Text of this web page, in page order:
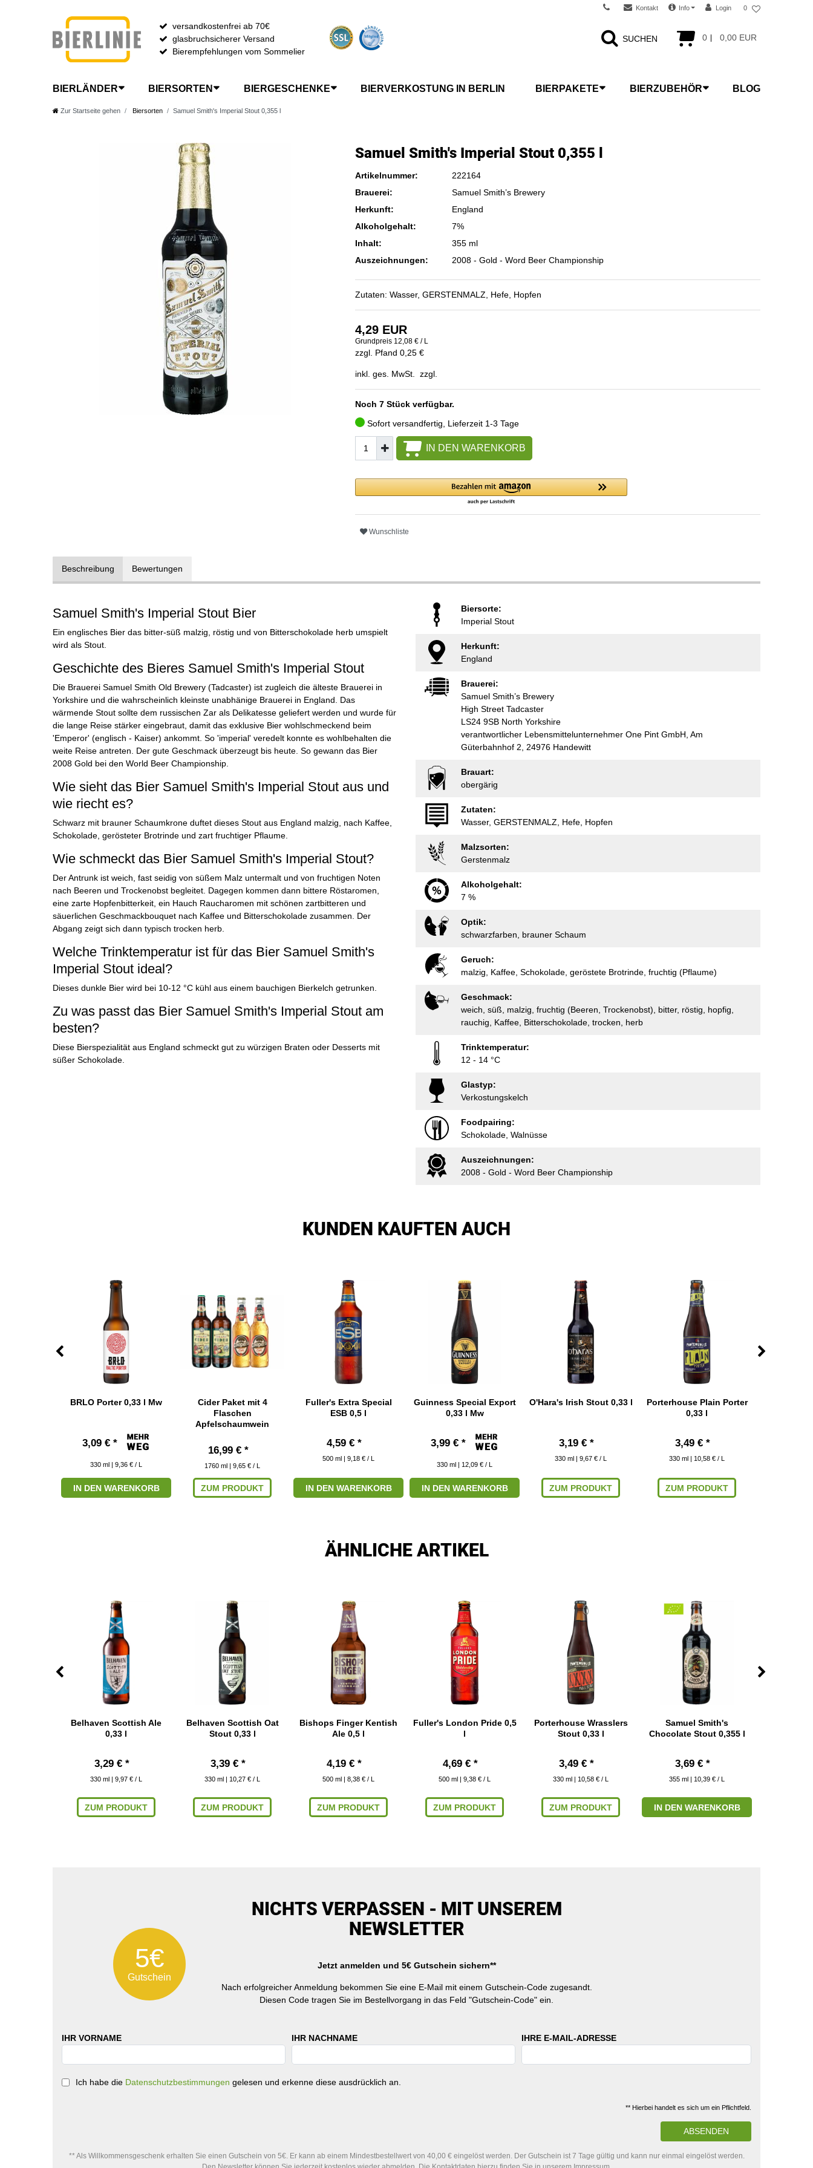
Kontakt Info Login 0
0 0,00 EUR
versandkostenfrei ab 70€
glasbruchsicherer Versand
Bierempfehlungen vom Sommelier
SUCHEN
BIERLÄNDER BIERSORTEN BIERGESCHENKE BIERVERKOSTUNG IN BERLIN BIERPAKETE BIERZUBEHÖR BLOG
Zur Startseite gehen Biersorten Samuel Smith's Imperial Stout 0,355 l
Samuel Smith's Imperial Stout 0,355 l
Artikelnummer:
222164
Brauerei:
Samuel Smith’s Brewery
Herkunft:
England
Alkoholgehalt:
7%
Inhalt:
355 ml
Auszeichnungen:
2008 - Gold - Word Beer Championship
Zutaten: Wasser, GERSTENMALZ, Hefe, Hopfen
4,29 EUR
Grundpreis 12,08 € / L
zzgl. Pfand 0,25 €
inkl. ges. MwSt. zzgl.
Noch 7 Stück verfügbar.
Sofort versandfertig, Lieferzeit 1-3 Tage
IN DEN WARENKORB
Wunschliste
Beschreibung Bewertungen
Samuel Smith's Imperial Stout Bier
Ein englisches Bier das bitter-süß malzig, röstig und von Bitterschokolade herb umspielt
wird als Stout.
Geschichte des Bieres Samuel Smith's Imperial Stout
Die Brauerei Samuel Smith Old Brewery (Tadcaster) ist zugleich die älteste Brauerei in
Yorkshire und die wahrscheinlich kleinste unabhänige Brauerei in England. Das
wärmende Stout sollte dem russischen Zar als Delikatesse geliefert werden und wurde für
die lange Reise stärker eingebraut, damit das exklusive Bier wohlschmeckend beim
'Emperor' (englisch - Kaiser) ankommt. So 'imperial' veredelt konnte es wohlbehalten die
weite Reise antreten. Der gute Geschmack überzeugt bis heute. So gewann das Bier
2008 Gold bei den World Beer Championship.
Wie sieht das Bier Samuel Smith's Imperial Stout aus und
wie riecht es?
Schwarz mit brauner Schaumkrone duftet dieses Stout aus England malzig, nach Kaffee,
Schokolade, gerösteter Brotrinde und zart fruchtiger Pflaume.
Wie schmeckt das Bier Samuel Smith's Imperial Stout?
Der Antrunk ist weich, fast seidig von süßem Malz untermalt und von fruchtigen Noten
nach Beeren und Trockenobst begleitet. Dagegen kommen dann bittere Röstaromen,
eine zarte Hopfenbitterkeit, ein Hauch Raucharomen mit schönen zartbitteren und
säuerlichen Geschmackbouquet nach Kaffee und Bitterschokolade zusammen. Der
Abgang zeigt sich dann typisch trocken herb.
Welche Trinktemperatur ist für das Bier Samuel Smith's
Imperial Stout ideal?
Dieses dunkle Bier wird bei 10-12 °C kühl aus einem bauchigen Bierkelch getrunken.
Zu was passt das Bier Samuel Smith's Imperial Stout am
besten?
Diese Bierspezialität aus England schmeckt gut zu würzigen Braten oder Desserts mit
süßer Schokolade.
Biersorte:
Imperial Stout
Herkunft:
England
Brauerei:
Samuel Smith’s Brewery
High Street Tadcaster
LS24 9SB North Yorkshire
verantwortlicher Lebensmittelunternehmer One Pint GmbH, Am
Güterbahnhof 2, 24976 Handewitt
Brauart:
obergärig
Zutaten:
Wasser, GERSTENMALZ, Hefe, Hopfen
Malzsorten:
Gerstenmalz
Alkoholgehalt:
7 %
Optik:
schwarzfarben, brauner Schaum
Geruch:
malzig, Kaffee, Schokolade, geröstete Brotrinde, fruchtig (Pflaume)
Geschmack:
weich, süß, malzig, fruchtig (Beeren, Trockenobst), bitter, röstig, hopfig,
rauchig, Kaffee, Bitterschokolade, trocken, herb
Trinktemperatur:
12 - 14 °C
Glastyp:
Verkostungskelch
Foodpairing:
Schokolade, Walnüsse
Auszeichnungen:
2008 - Gold - Word Beer Championship
KUNDEN KAUFTEN AUCH
BRLO Porter 0,33 l Mw
3,09 € *
330 ml | 9,36 € / L
IN DEN WARENKORB
Cider Paket mit 4
Flaschen
Apfelschaumwein
16,99 € *
1760 ml | 9,65 € / L
ZUM PRODUKT
Fuller's Extra Special
ESB 0,5 l
4,59 € *
500 ml | 9,18 € / L
IN DEN WARENKORB
Guinness Special Export
0,33 l Mw
3,99 € *
330 ml | 12,09 € / L
IN DEN WARENKORB
O'Hara's Irish Stout 0,33 l
3,19 € *
330 ml | 9,67 € / L
ZUM PRODUKT
Porterhouse Plain Porter
0,33 l
3,49 € *
330 ml | 10,58 € / L
ZUM PRODUKT
ÄHNLICHE ARTIKEL
Belhaven Scottish Ale
0,33 l
3,29 € *
330 ml | 9,97 € / L
ZUM PRODUKT
Belhaven Scottish Oat
Stout 0,33 l
3,39 € *
330 ml | 10,27 € / L
ZUM PRODUKT
Bishops Finger Kentish
Ale 0,5 l
4,19 € *
500 ml | 8,38 € / L
ZUM PRODUKT
Fuller's London Pride 0,5
l
4,69 € *
500 ml | 9,38 € / L
ZUM PRODUKT
Porterhouse Wrasslers
Stout 0,33 l
3,49 € *
330 ml | 10,58 € / L
ZUM PRODUKT
Samuel Smith's
Chocolate Stout 0,355 l
3,69 € *
355 ml | 10,39 € / L
IN DEN WARENKORB
5€
Gutschein
NICHTS VERPASSEN - MIT UNSEREM
NEWSLETTER
Jetzt anmelden und 5€ Gutschein sichern**
Nach erfolgreicher Anmeldung bekommen Sie eine E-Mail mit einem Gutschein-Code zugesandt.
Diesen Code tragen Sie im Bestellvorgang in das Feld "Gutschein-Code" ein.
IHR VORNAME IHR NACHNAME IHRE E-MAIL-ADRESSE
Ich habe die Datenschutzbestimmungen gelesen und erkenne diese ausdrücklich an.
** Hierbei handelt es sich um ein Pflichtfeld.
ABSENDEN
** Als Willkommensgeschenk erhalten Sie einen Gutschein von 5€. Er kann ab einem Mindestbestellwert von 40,00 € eingelöst werden. Der Gutschein ist 7 Tage gültig und kann nur einmal eingelöst werden.